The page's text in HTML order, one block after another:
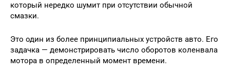
который нередко шумит при отсутствии обычной
смазки.
Это один из более принципиальных устройств авто. Его
задачка — демонстрировать число оборотов коленвала
мотора в определенный момент времени.